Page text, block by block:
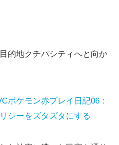
的地クチバシティへと向か
ポケモン赤プレイ日記06：
シーをズタズタにする